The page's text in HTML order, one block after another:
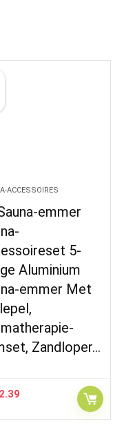
ACCESSOIRES
emmer
5-
Aluminium
emmer Met
Zandloper…